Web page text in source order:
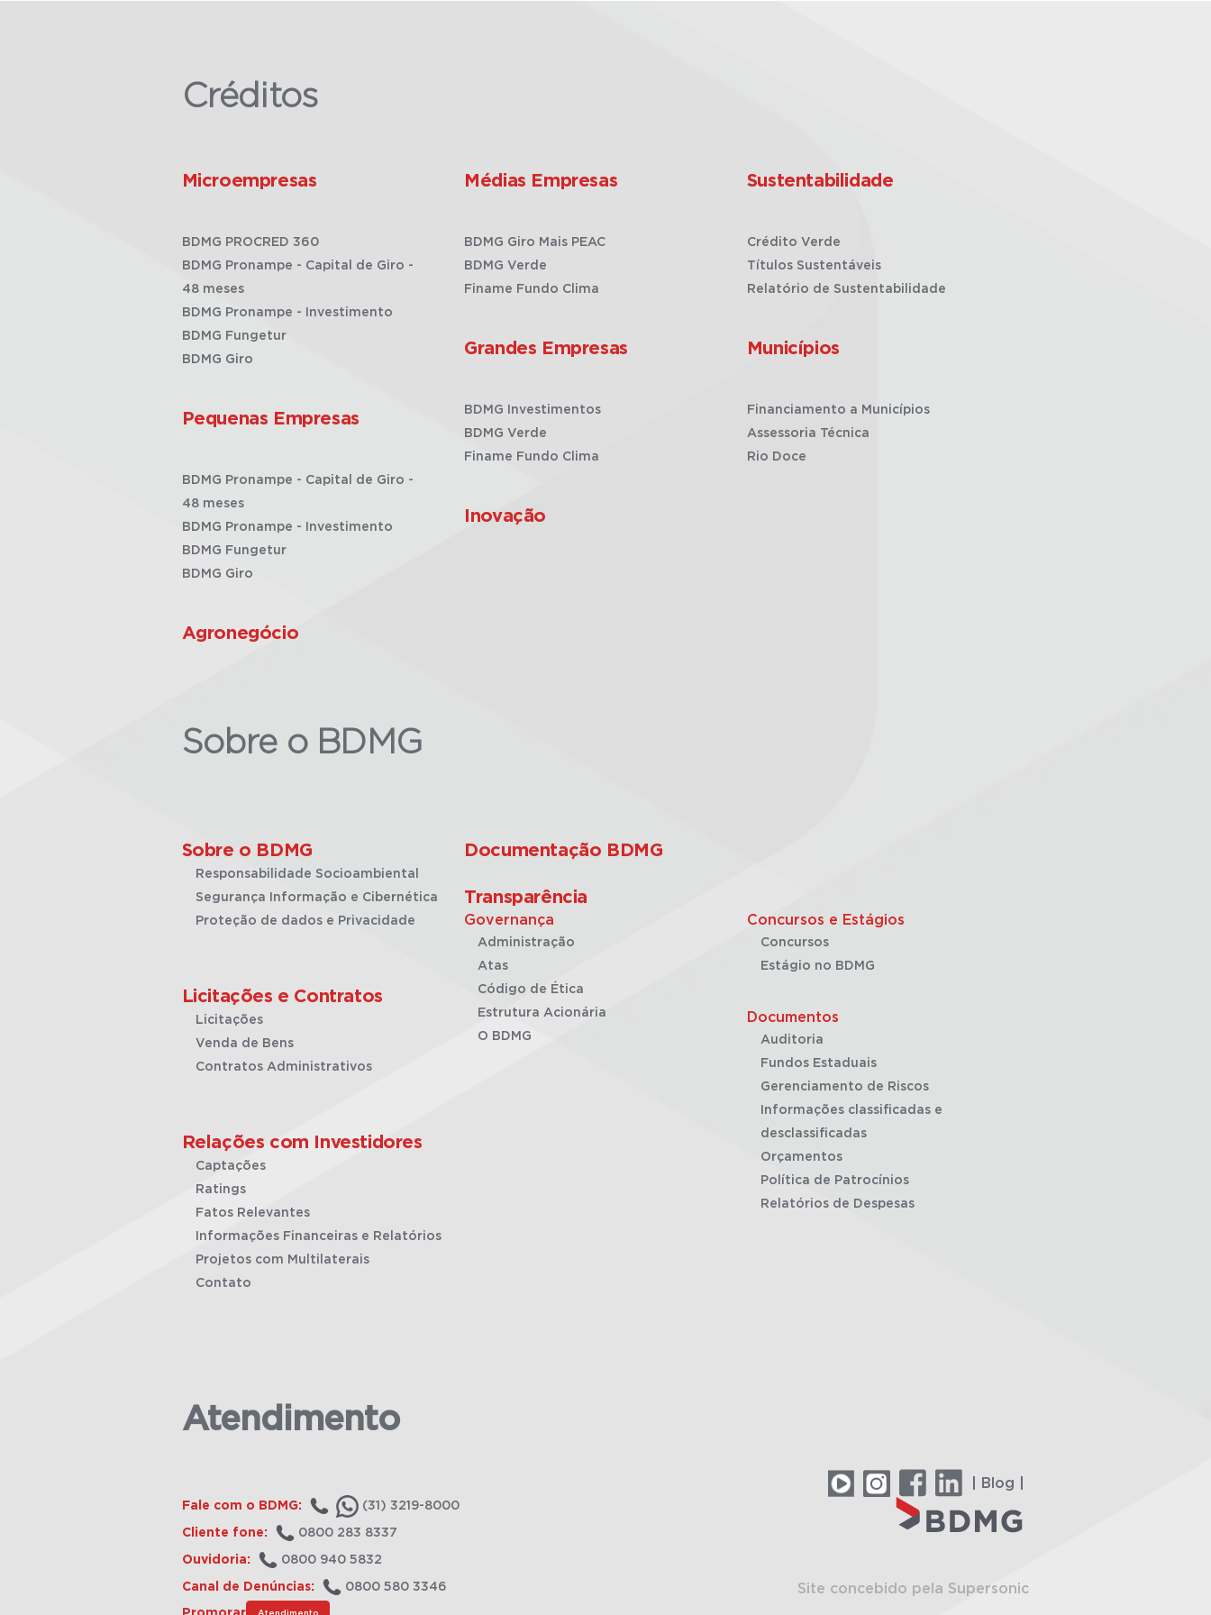
Créditos
Microempresas
BDMG PROCRED 360
BDMG Pronampe - Capital de Giro -
48 meses
BDMG Pronampe - Investimento
BDMG Fungetur
BDMG Giro
Pequenas Empresas
BDMG Pronampe - Capital de Giro -
48 meses
BDMG Pronampe - Investimento
BDMG Fungetur
BDMG Giro
Agronegócio
Médias Empresas
BDMG Giro Mais PEAC
BDMG Verde
Finame Fundo Clima
Grandes Empresas
BDMG Investimentos
BDMG Verde
Finame Fundo Clima
Inovação
Sustentabilidade
Crédito Verde
Títulos Sustentáveis
Relatório de Sustentabilidade
Municípios
Financiamento a Municípios
Assessoria Técnica
Rio Doce
Sobre o BDMG
Sobre o BDMG
Responsabilidade Socioambiental
Segurança Informação e Cibernética
Proteção de dados e Privacidade
Licitações e Contratos
Licitações
Venda de Bens
Contratos Administrativos
Relações com Investidores
Captações
Ratings
Fatos Relevantes
Informações Financeiras e Relatórios
Projetos com Multilaterais
Contato
Documentação BDMG
Transparência
Governança
Administração
Atas
Código de Ética
Estrutura Acionária
O BDMG
Concursos e Estágios
Concursos
Estágio no BDMG
Documentos
Auditoria
Fundos Estaduais
Gerenciamento de Riscos
Informações classificadas e
desclassificadas
Orçamentos
Política de Patrocínios
Relatórios de Despesas
Atendimento
Fale com o BDMG: (31) 3219-8000
Cliente fone: 0800 283 8337
Ouvidoria: 0800 940 5832
Canal de Denúncias: 0800 580 3346
Atendimento
| Blog |
Site concebido pela Supersonic